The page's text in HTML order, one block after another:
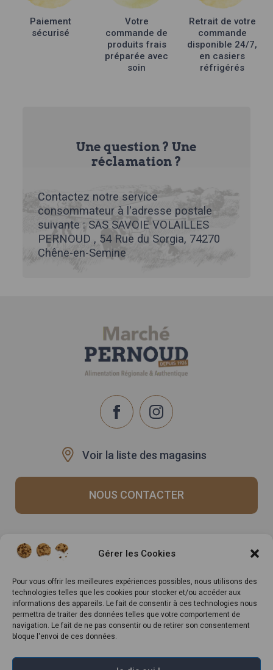
Gérer les Cookies
Pour vous offrir les meilleures expériences possibles, nous utilisons des
technologies telles que les cookies pour stocker et/ou accéder aux
informations des appareils. Le fait de consentir à ces technologies nous
permettra de traiter des données telles que votre comportement de
navigation. Le fait de ne pas consentir ou de retirer son consentement
bloque l'envoi de ces données.
Paiement
sécurisé
Votre
commande de
produits frais
préparée avec
soin
Retrait de votre
commande
disponible 24/7,
en casiers
réfrigérés
Une question ? Une
réclamation ?
Contactez notre service
consommateur à l'adresse postale
suivante : SAS SAVOIE VOLAILLES
PERNOUD , 54 Rue du Sorgia, 74270
Chêne-en-Semine
Voir la liste des magasins
NOUS CONTACTER
Recrutement
Rappels produits
Inscrivez-vous à notre
newsletter